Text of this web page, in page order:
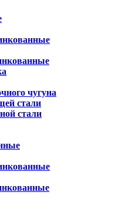
чугуна
стали
стали